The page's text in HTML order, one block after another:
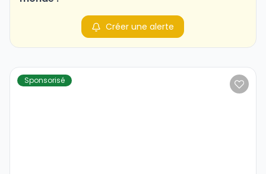
Créer une alerte
Sponsorisé